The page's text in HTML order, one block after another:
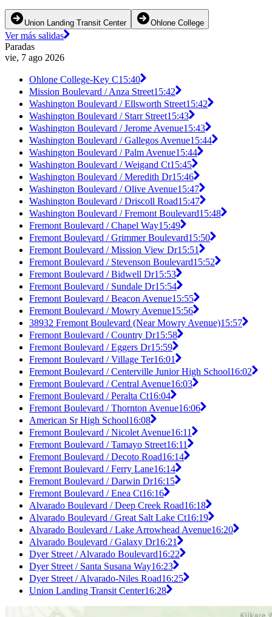
Union Landing Transit Center Ohlone College
Ver más salidas
Paradas
vie, 7 ago 2026
Ohlone College-Key C15:40
Mission Boulevard / Anza Street15:42
Washington Boulevard / Ellsworth Street15:42
Washington Boulevard / Starr Street15:43
Washington Boulevard / Jerome Avenue15:43
Washington Boulevard / Gallegos Avenue15:44
Washington Boulevard / Palm Avenue15:44
Washington Boulevard / Weigand Ct15:45
Washington Boulevard / Meredith Dr15:46
Washington Boulevard / Olive Avenue15:47
Washington Boulevard / Driscoll Road15:47
Washington Boulevard / Fremont Boulevard15:48
Fremont Boulevard / Chapel Way15:49
Fremont Boulevard / Grimmer Boulevard15:50
Fremont Boulevard / Mission View Dr15:51
Fremont Boulevard / Stevenson Boulevard15:52
Fremont Boulevard / Bidwell Dr15:53
Fremont Boulevard / Sundale Dr15:54
Fremont Boulevard / Beacon Avenue15:55
Fremont Boulevard / Mowry Avenue15:56
38932 Fremont Boulevard (Near Mowry Avenue)15:57
Fremont Boulevard / Country Dr15:58
Fremont Boulevard / Eggers Dr15:59
Fremont Boulevard / Village Ter16:01
Fremont Boulevard / Centerville Junior High School16:02
Fremont Boulevard / Central Avenue16:03
Fremont Boulevard / Peralta Ct16:04
Fremont Boulevard / Thornton Avenue16:06
American Sr High School16:08
Fremont Boulevard / Nicolet Avenue16:11
Fremont Boulevard / Tamayo Street16:11
Fremont Boulevard / Decoto Road16:14
Fremont Boulevard / Ferry Lane16:14
Fremont Boulevard / Darwin Dr16:15
Fremont Boulevard / Enea Ct16:16
Alvarado Boulevard / Deep Creek Road16:18
Alvarado Boulevard / Great Salt Lake Ct16:19
Alvarado Boulevard / Lake Arrowhead Avenue16:20
Alvarado Boulevard / Galaxy Dr16:21
Dyer Street / Alvarado Boulevard16:22
Dyer Street / Santa Susana Way16:23
Dyer Street / Alvarado-Niles Road16:25
Union Landing Transit Center16:28